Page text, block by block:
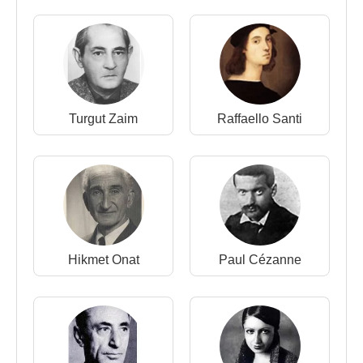
Ecolé Nationale des Arts Décoratifs Heykel
Bölümü’ndeAlbert Laurens atölyesinde
Landowski ve
Jules Joseph Lefebvre
atölyelerinde eğitim gördü. O tarihlerde Paris
bulunan arkadaşları
Nurullah Berk , Mahmut
Cuda,Şeref Akdik,Cevat Dereli,Hale Asaf,
İsmail Hakkı Oygar, Refik Fazıl Epikmanile
birlikte sık sık gittikleri sanatçı kahvelerinde
düşünülen sanatsal projelere katkıları oldu. Burada,
atölyenin dışına taşan sanat eğitimi müzelerle,
sergilerle devam etmiştir.
Paris
’te, 20.yüzyıl
başında ortaya çıkan
kübizmgibi akımları
yakından tanımak fırsatını buluyordu. Bu akımlardan
edindiği izlenimlerini kendi resim sanatında
sentezlemeye çalışan arayışlar içindeydi.
Kendilerinden önceki kuşakların izlenimci
Turgut Zaim Raffaello Santi
Hikmet Onat Paul Cézanne